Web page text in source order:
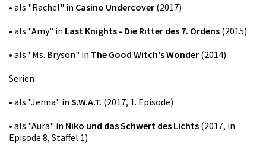
• als "Rachel" in Casino Undercover (2017)
• als "Amy" in Last Knights - Die Ritter des 7. Ordens (2015)
• als "Ms. Bryson" in The Good Witch's Wonder (2014)
Serien
• als "Jenna" in S.W.A.T. (2017, 1. Episode)
• als "Aura" in Niko und das Schwert des Lichts (2017, in
Episode 8, Staffel 1)